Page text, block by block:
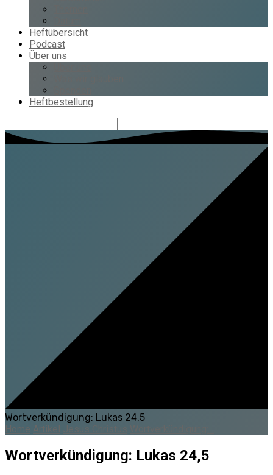
Heftübersicht
Podcast
Über uns
Heftbestellung
Wortverkündigung: Lukas 24,5
Home Artikel Jesus Christus
Wortverkündigung: Lukas 24,5